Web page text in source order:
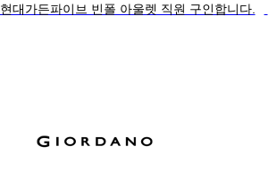
현대가든파이브 빈폴 아울렛 직원 구인합니다.